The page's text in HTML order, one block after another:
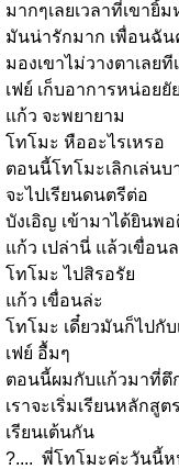
มากๆเลยเวลาที่เขายิ้ม
มันน่ารักมาก เพื่อนฉั
มองเขาไม่วางตาเลยที
เฟย์ เก็บอาการหน่อยยั
แก้ว จะพยายาม
โทโมะ หืออะไรเหรอ
ตอนนี้โทโมะเลิกเล่น
จะไปเรียนดนตรีต่อ
บังเอิญ เข้ามาได้ยินพ
แก้ว เปล่านี่ แล้วเขื่อน
โทโมะ ไปสิรอรัย
แก้ว เขื่อนล่ะ
โทโมะ เดี๋ยวมันก็ไปกั
เฟย์ อื้มๆ
ตอนนี้ผมกับแก้วมาที่ตึ
เราจะเริ่มเรียนหลักสู
เรียนเต้นกัน
?.... พี่โทโมะค่ะวันนี้ห